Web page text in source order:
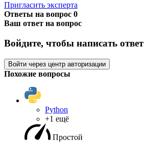
Пригласить эксперта
Ответы на вопрос 0
Ваш ответ на вопрос
Войдите, чтобы написать ответ
Войти через центр авторизации
Похожие вопросы
Python
+1 ещё
Простой